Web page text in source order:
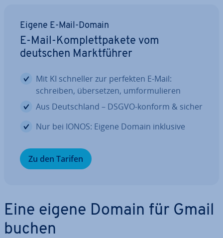
Eigene E-Mail-Domain
E-Mail-Kom­plett­pa­ke­te vom
deutschen Markt­füh­rer
Mit KI schneller zur perfekten E-Mail:
schreiben, über­set­zen, um­for­mu­lie­ren
Aus Deutsch­land – DSGVO-konform & sicher
Nur bei IONOS: Eigene Domain inklusive
Zu den Tarifen
Eine eigene Domain für Gmail
buchen